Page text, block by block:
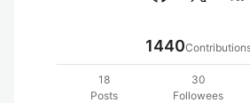
1440
18
Posts
30
Followees